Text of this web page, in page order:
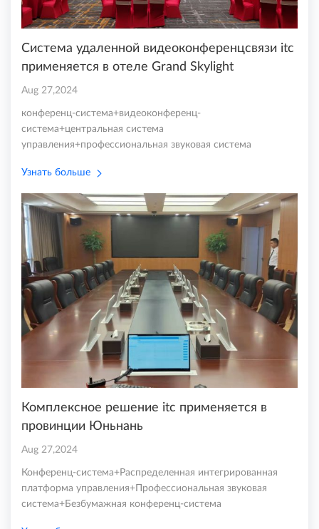
Система удаленной видеоконференцсвязи itc
применяется в отеле Grand Skylight
Aug 27,2024
конференц-система+видеоконференц-
система+центральная система
управления+профессиональная звуковая система
Узнать больше
Комплексное решение itc применяется в
провинции Юньнань
Aug 27,2024
Конференц-система+Распределенная интегрированная
платформа управления+Профессиональная звуковая
система+Безбумажная конференц-система